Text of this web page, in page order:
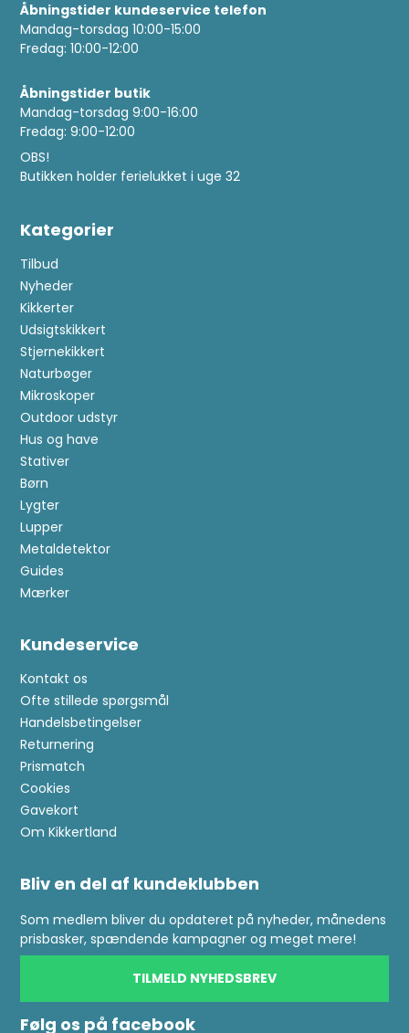
Åbningstider kundeservice telefon
Mandag-torsdag 10:00-15:00
Fredag: 10:00-12:00
Åbningstider butik
Mandag-torsdag 9:00-16:00
Fredag: 9:00-12:00
OBS!
Butikken holder ferielukket i uge 32
Kategorier
Tilbud
Nyheder
Kikkerter
Udsigtskikkert
Stjernekikkert
Naturbøger
Mikroskoper
Outdoor udstyr
Hus og have
Stativer
Børn
Lygter
Lupper
Metaldetektor
Guides
Mærker
Kundeservice
Kontakt os
Ofte stillede spørgsmål
Handelsbetingelser
Returnering
Prismatch
Cookies
Gavekort
Om Kikkertland
Bliv en del af kundeklubben
Som medlem bliver du opdateret på nyheder, månedens
prisbasker, spændende kampagner og meget mere!
TILMELD NYHEDSBREV
Følg os på facebook